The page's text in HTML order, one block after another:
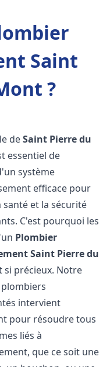
Saint
?
deSaint Pierre du
essentiel de
système
efficace pour
et la sécurité
C'est pourquoi les
Plombier
Saint Pierre du
si précieux. Notre
intervient
pour résoudre tous
liés à
que ce soit une